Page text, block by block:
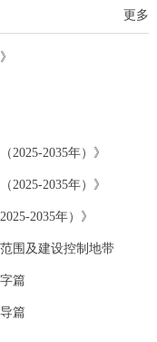
更多
2035年）》
2035年）》
2035年）》
围及建设控制地带
篇
篇